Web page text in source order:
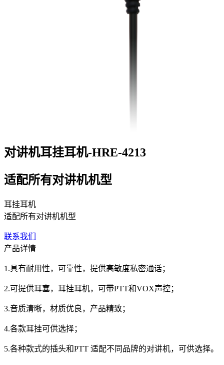
对讲机耳挂耳机-HRE-4213
适配所有对讲机机型
耳挂耳机
适配所有对讲机机型
联系我们
产品详情
1.具有耐用性，可靠性，提供高敏度私密通话；
2.可提供耳塞，耳挂耳机，可带PTT和VOX声控；
3.音质清晰，材质优良，产品精致；
4.各款耳挂可供选择；
5.各种款式的插头和PTT 适配不同品牌的对讲机，可供选择。